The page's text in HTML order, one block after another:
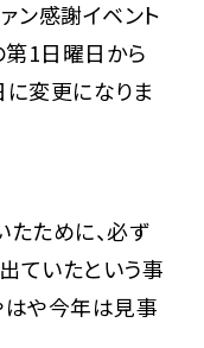
ン感謝イベント
第1日曜日から
変更になりま
ために、必ず
ていたという事
はや今年は見事